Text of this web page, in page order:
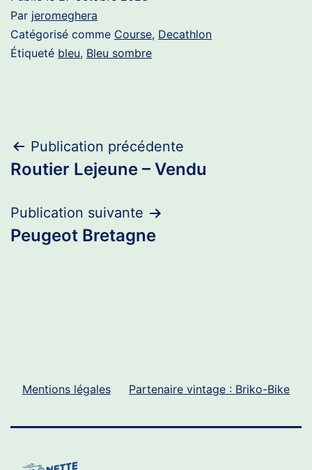
Par jeromeghera
Catégorisé comme Course, Decathlon
Étiqueté bleu, Bleu sombre
Navigation
de
l’article
Publication précédente
Routier Lejeune – Vendu
Publication suivante
Peugeot Bretagne
Mentions légales Partenaire vintage : Briko-Bike